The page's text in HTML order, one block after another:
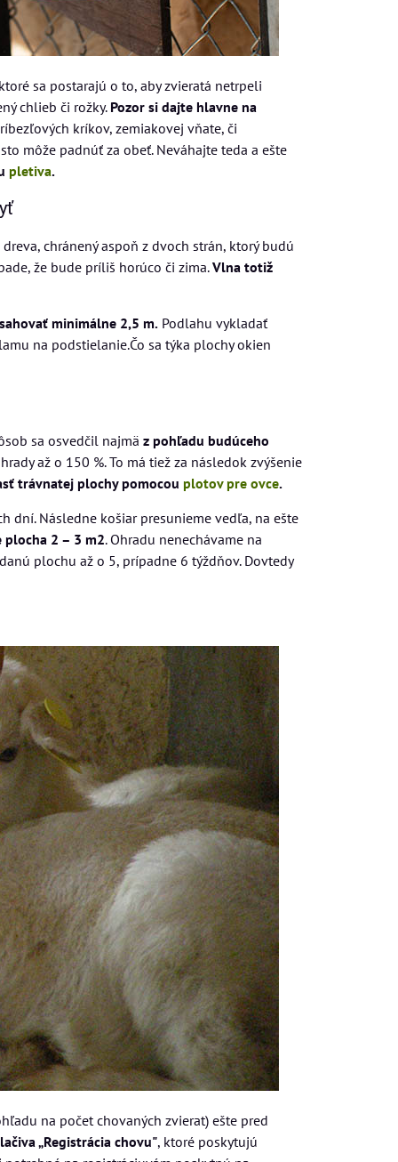
sa postarajú o to, aby zvieratá netrpeli
chlieb či rožky. Pozor si dajte hlavne na
kríkov, zemiakovej vňate, či
môže padnúť za obeť. Neváhajte teda a ešte
pletiva.
chránený aspoň z dvoch strán, ktorý budú
že bude príliš horúco či zima.Vlna totiž
minimálne 2,5 m. Podlahu vykladať
na podstielanie.Čo sa týka plochy okien
sa osvedčil najmä z pohľadu budúceho
až o 150 %. To má tiež za následok zvýšenie
trávnatej plochy pomocou plotov pre ovce.
dní. Následne košiar presunieme vedľa, na ešte
plocha 2 – 3 m2. Ohradu nenechávame na
plochu až o 5, prípadne 6 týždňov. Dovtedy
na počet chovaných zvierat) ešte pred
„Registrácia chovu", ktoré poskytujú